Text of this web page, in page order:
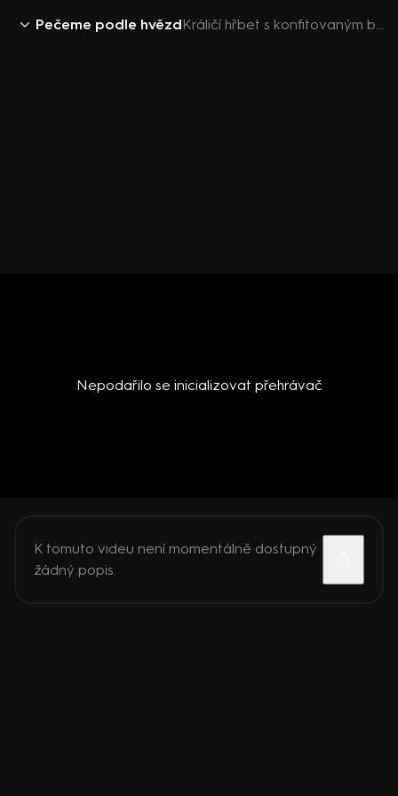
Pečeme podle hvězd Králičí hřbet s konfitovaným bramborem, pyré z kari fazolí a jablečným ragů
Nepodařilo se inicializovat přehrávač
K tomuto videu není momentálně dostupný
žádný popis.